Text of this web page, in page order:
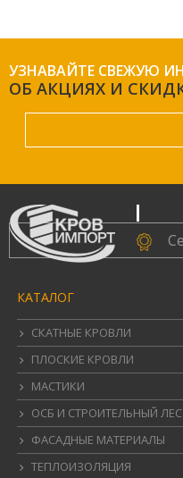
УЗНАВАЙТЕ СВЕЖУЮ
ОБ АКЦИЯХ И
КАТАЛОГ
СКАТНЫЕ КРОВЛИ
ПЛОСКИЕ КРОВЛИ
МАСТИКИ
ОСБ И СТРОИТЕЛЬНЫЙ ЛЕС
ФАСАДНЫЕ МАТЕРИАЛЫ
ТЕПЛОИЗОЛЯЦИЯ